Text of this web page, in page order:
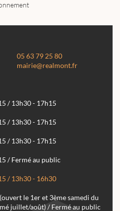
05 63 79 25 80
mairie@realmont.fr
/ 13h30 - 17h15
/ 13h30 - 17h15
/ 13h30 - 17h15
/ Fermé au public
/ 13h30 - 16h30
le 1er et 3ème samedi du
juillet/août) / Fermé au public